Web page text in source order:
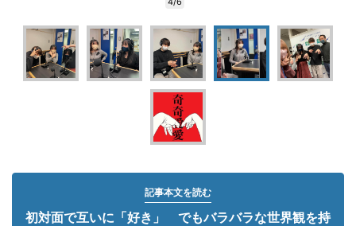
記事本文を読む
初対面で互いに「好き」 でもバラバラな世界観を持